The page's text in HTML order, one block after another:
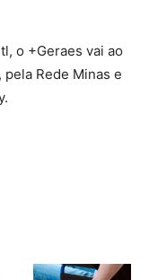
o +Geraes vai ao
pela Rede Minas e